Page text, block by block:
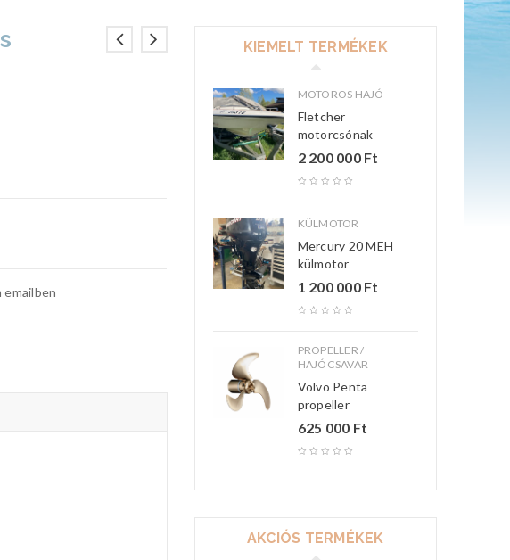
emailben
KIEMELT TERMÉKEK
MOTOROS HAJÓ
Fletcher
motorcsónak
2 200 000 Ft
KÜLMOTOR
Mercury 20 MEH
külmotor
1 200 000 Ft
PROPELLER /
HAJÓCSAVAR
Volvo Penta
propeller
625 000 Ft
AKCIÓS TERMÉKEK